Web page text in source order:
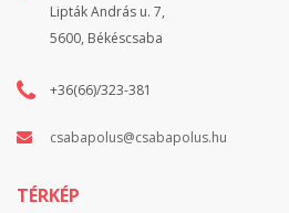
Lipták András u. 7,
5600, Békéscsaba
+36(66)/323-381
csabapolus@csabapolus.hu
TÉRKÉP